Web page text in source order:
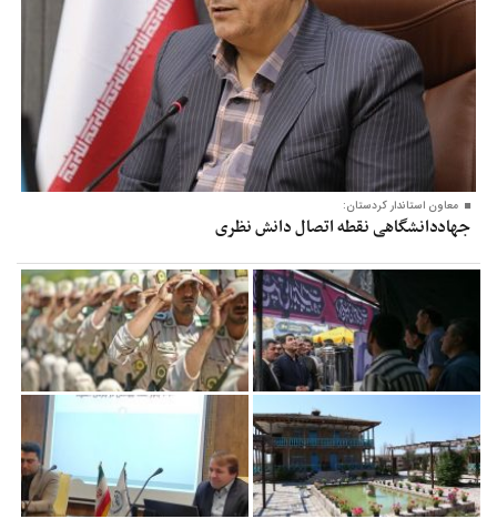
معاون‌ استاندار کردستان:
جهاددانشگاهی نقطه اتصال دانش نظری